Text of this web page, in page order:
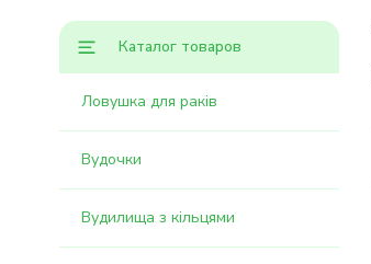
Каталог товаров
Ловушка для раків
Вудочки
Вудилища з кільцями